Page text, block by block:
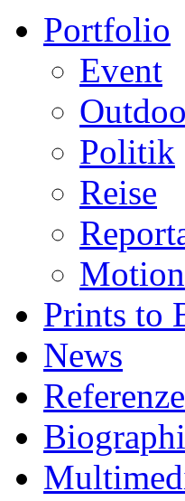
Portfolio
Event
Politik
Reise
Motion
Prints to
News